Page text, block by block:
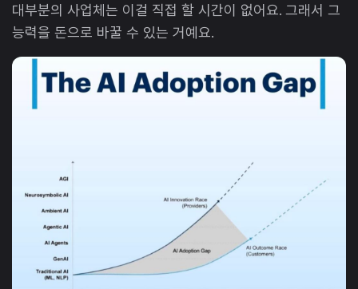
대부분의 사업체는 이걸 직접 할 시간이 없어요. 그래서 그
능력을 돈으로 바꿀 수 있는 거예요.